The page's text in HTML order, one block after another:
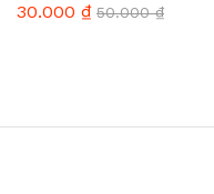
30.000 ₫ 50.000₫